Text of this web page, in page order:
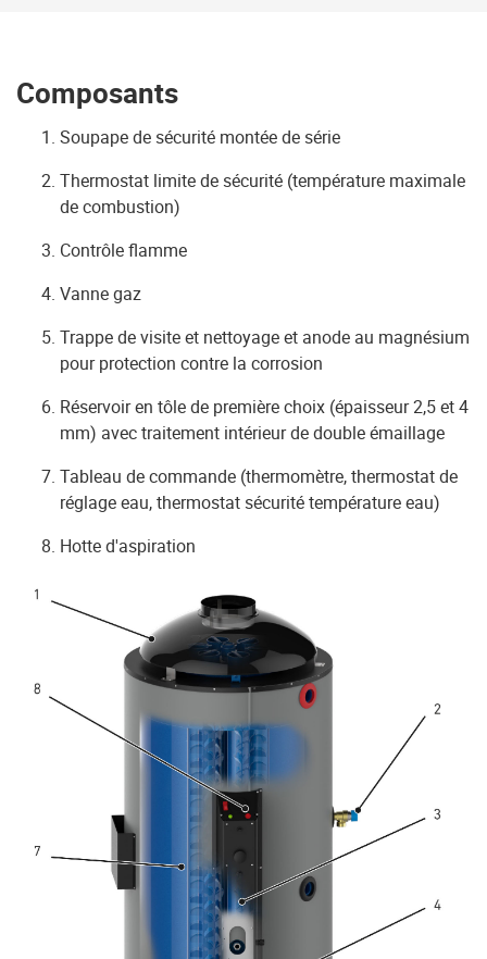
Composants
Soupape de sécurité montée de série
Thermostat limite de sécurité (température maximale
de combustion)
Contrôle flamme
Vanne gaz
Trappe de visite et nettoyage et anode au magnésium
pour protection contre la corrosion
Réservoir en tôle de première choix (épaisseur 2,5 et 4
mm) avec traitement intérieur de double émaillage
Tableau de commande (thermomètre, thermostat de
réglage eau, thermostat sécurité température eau)
Hotte d'aspiration